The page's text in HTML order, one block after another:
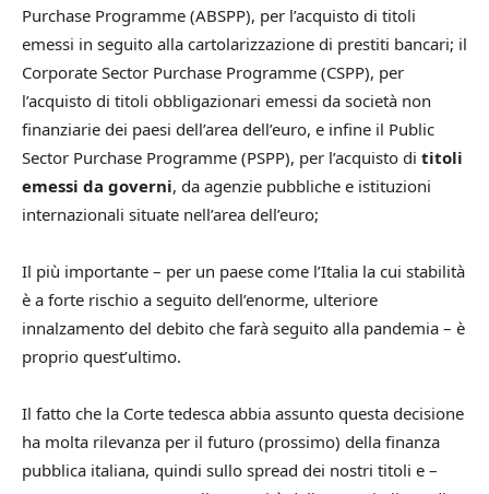
Purchase Programme (ABSPP), per l’acquisto di titoli
emessi in seguito alla cartolarizzazione di prestiti bancari; il
Corporate Sector Purchase Programme (CSPP), per
l’acquisto di titoli obbligazionari emessi da società non
finanziarie dei paesi dell’area dell’euro, e infine il Public
Sector Purchase Programme (PSPP), per l’acquisto di titoli
emessi da governi, da agenzie pubbliche e istituzioni
internazionali situate nell’area dell’euro;
Il più importante – per un paese come l’Italia la cui stabilità
è a forte rischio a seguito dell’enorme, ulteriore
innalzamento del debito che farà seguito alla pandemia – è
proprio quest’ultimo.
Il fatto che la Corte tedesca abbia assunto questa decisione
ha molta rilevanza per il futuro (prossimo) della finanza
pubblica italiana, quindi sullo spread dei nostri titoli e –